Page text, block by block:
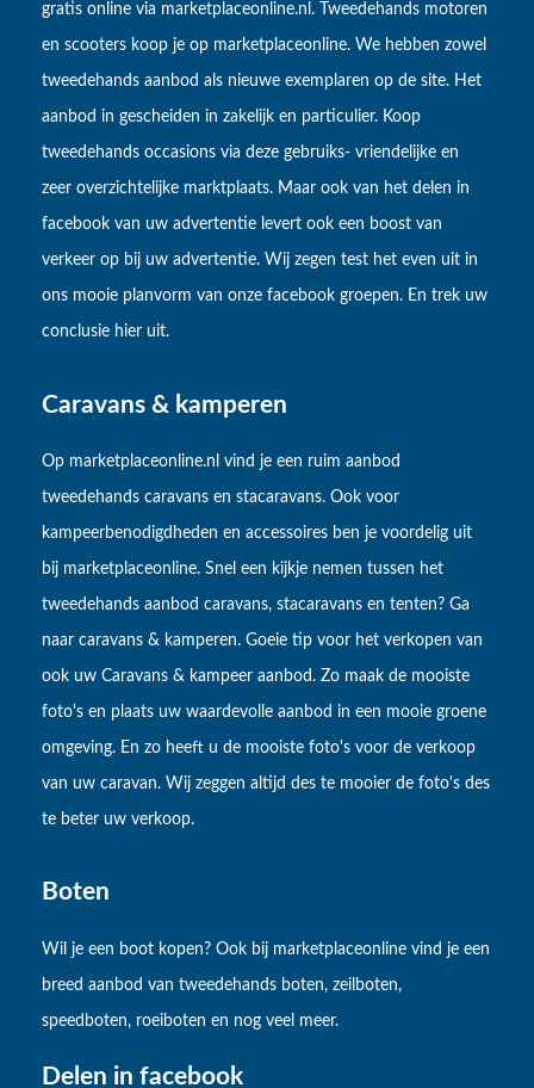
gratis online via marketplaceonline.nl. Tweedehands motoren
en scooters koop je op marketplaceonline. We hebben zowel
tweedehands aanbod als nieuwe exemplaren op de site. Het
aanbod in gescheiden in zakelijk en particulier. Koop
tweedehands occasions via deze gebruiks- vriendelijke en
zeer overzichtelijke marktplaats. Maar ook van het delen in
facebook van uw advertentie levert ook een boost van
verkeer op bij uw advertentie. Wij zegen test het even uit in
ons mooie planvorm van onze facebook groepen. En trek uw
conclusie hier uit.
Caravans & kamperen
Op marketplaceonline.nl vind je een ruim aanbod
tweedehands caravans en stacaravans. Ook voor
kampeerbenodigdheden en accessoires ben je voordelig uit
bij marketplaceonline. Snel een kijkje nemen tussen het
tweedehands aanbod caravans, stacaravans en tenten? Ga
naar caravans & kamperen. Goeie tip voor het verkopen van
ook uw Caravans & kampeer aanbod. Zo maak de mooiste
foto's en plaats uw waardevolle aanbod in een mooie groene
omgeving. En zo heeft u de mooiste foto's voor de verkoop
van uw caravan. Wij zeggen altijd des te mooier de foto's des
te beter uw verkoop.
Boten
Wil je een boot kopen? Ook bij marketplaceonline vind je een
breed aanbod van tweedehands boten, zeilboten,
speedboten, roeiboten en nog veel meer.
Delen in facebook